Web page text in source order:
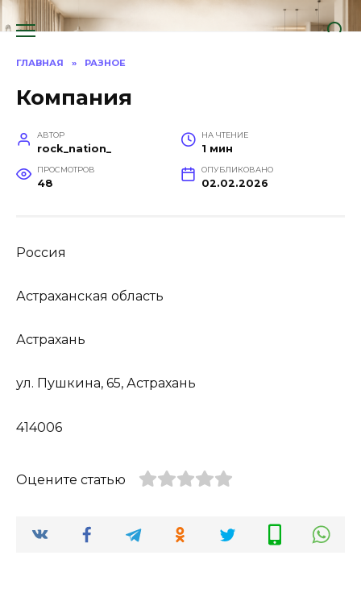
Перейти
к
ГЛАВНАЯ » РАЗНОЕ
Компания
АВТОР
rock_nation_
НА ЧТЕНИЕ
1 мин
ПРОСМОТРОВ
48
ОПУБЛИКОВАНО
02.02.2026
Россия
Астраханская область
Астрахань
ул. Пушкина, 65, Астрахань
414006
Оцените статью